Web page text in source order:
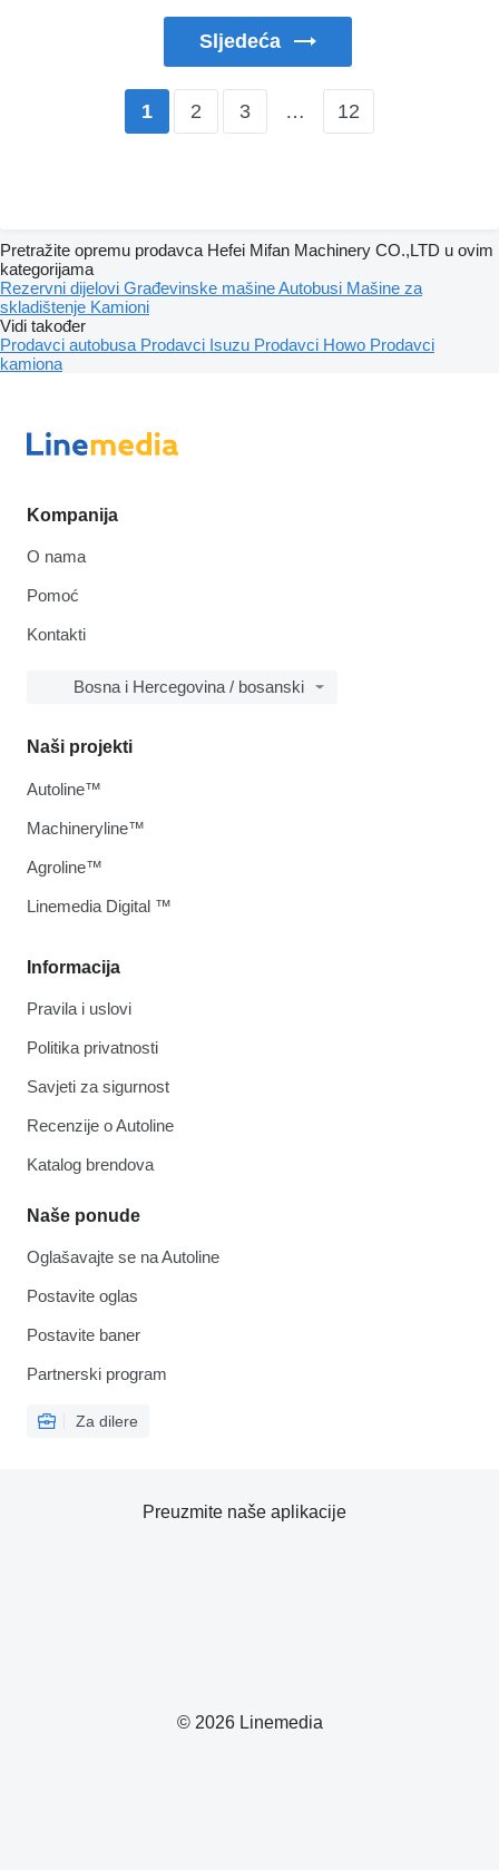
Sljedeća
1 2 3 … 12
Pretražite opremu prodavca Hefei Mifan Machinery CO.,LTD u ovim
kategorijama
Rezervni dijelovi Građevinske mašineAutobusi Mašine za
skladištenje Kamioni
Vidi također
Prodavci autobusa Prodavci Isuzu Prodavci Howo Prodavci
kamiona
Kompanija
O nama
Pomoć
Kontakti
Bosna i Hercegovina / bosanski
Informacija
Pravila i uslovi
Politika privatnosti
Savjeti za sigurnost
Recenzije o Autoline
Katalog brendova
Naše ponude
Oglašavajte se na Autoline
Postavite oglas
Postavite baner
Partnerski program
Za dilere
Naši projekti
Autoline™
Machineryline™
Agroline™
Linemedia Digital ™
© 2026 Linemedia
Preuzmite naše aplikacije